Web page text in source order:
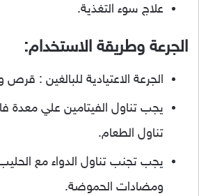
علاج سوء التغذية.
الجرعة وطريقة الاستخدام:
الجرعة الاعتيادية للبالغين : قرص
يجب تناول الفيتامين علي معدة
تناول الطعام.
يجب تجنب تناول الدواء مع
ومضادات الحموضة.